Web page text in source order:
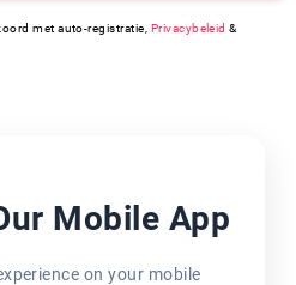
met auto-registratie, Privacybeleid &
Mobile App
on your mobile